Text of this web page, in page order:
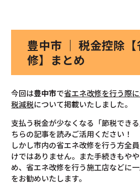
豊中市 ｜ 税金控除
修】まとめ
今回は豊中市で省エネ改修を行う際
税減税について掲載いたしました。
支払う税金が少なくなる「節税でき
ちらの記事を読みご活用ください！
しかし市内の省エネ改修を行う方全
けではありません。また手続きもや
め、省エネ改修を行う施工店などに
をお勧めいたします。